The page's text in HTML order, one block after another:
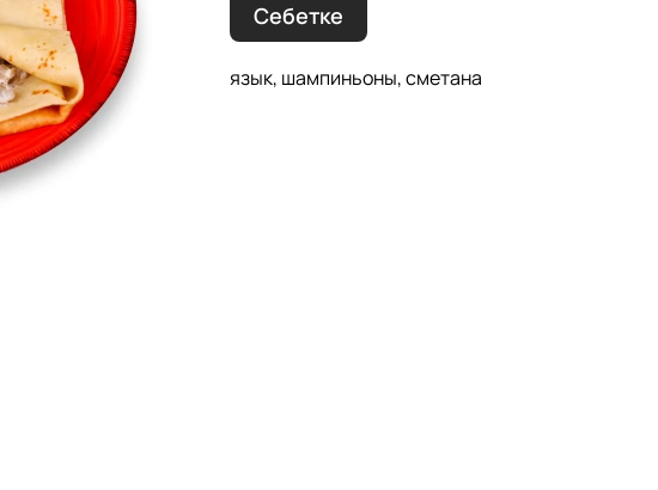
Себетке
язык, шампиньоны, сметана